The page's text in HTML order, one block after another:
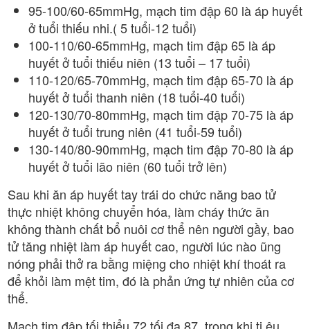
95-100/60-65mmHg, mạch tim đập 60 là áp huyết
ở tuổi thiếu nhi.( 5 tuổi-12 tuổi)
100-110/60-65mmHg, mạch tim đập 65 là áp
huyết ở tuổi thiếu niên (13 tuổi – 17 tuổi)
110-120/65-70mmHg, mạch tim đập 65-70 là áp
huyết ở tuổi thanh niên (18 tuổi-40 tuổi)
120-130/70-80mmHg, mạch tim đập 70-75 là áp
huyết ở tuổi trung niên (41 tuổi-59 tuổi)
130-140/80-90mmHg, mạch tim đập 70-80 là áp
huyết ở tuổi lão niên (60 tuổi trở lên)
Sau khi ăn áp huyết tay trái do chức năng bao tử
thực nhiệt không chuyển hóa, làm cháy thức ăn
không thành chất bổ nuôi cơ thể nên người gầy, bao
tử tăng nhiệt làm áp huyết cao, người lúc nào ũng
nóng phải thở ra bằng miệng cho nhiệt khí thoát ra
để khỏi làm mệt tim, đó là phản ứng tự nhiên của cơ
thể.
Mạch tim đập tối thiểu 72 tối đa 87, trong khi ti êu